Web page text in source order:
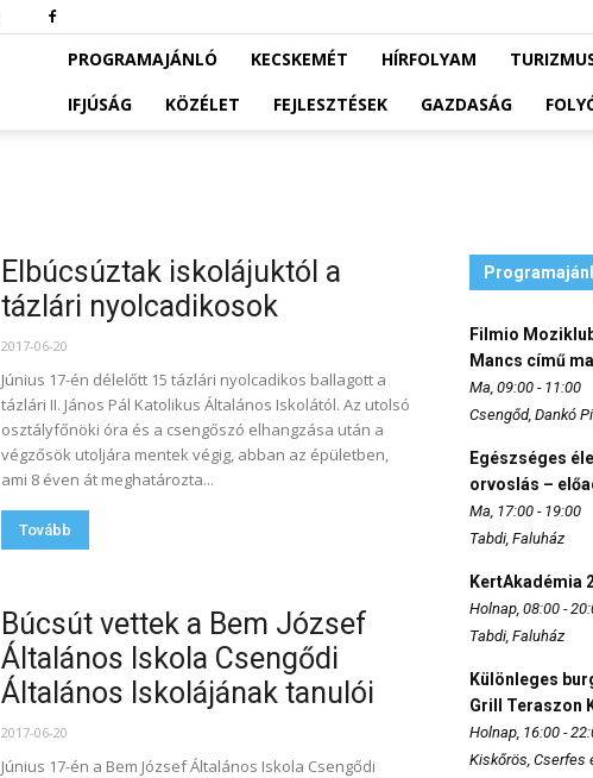
PROGRAMAJÁNLÓ KECSKEMÉT HÍRFOLYAM
IFJÚSÁG
KÖZÉLET FEJLESZTÉSEK GAZDASÁG
Elbúcsúztak iskolájuktól a
tázlári nyolcadikosok
2017-06-20
Június 17-én délelőtt 15 tázlári nyolcadikos ballagott a
tázlári II. János Pál Katolikus Általános Iskolától. Az utolsó
osztályfőnöki óra és a csengőszó elhangzása után a
végzősök utoljára mentek végig, abban az épületben,
ami 8 éven át meghatározta...
Tovább
Búcsút vettek a Bem József
Általános Iskola Csengődi
Általános Iskolájának tanulói
2017-06-20
Június 17-én a Bem József Általános Iskola Csengődi
Filmio
Mancs című
Ma, 09:00 - 11:00
Csengőd, Dankó
Egészséges
orvoslás –
Ma, 17:00 - 19:00
Tabdi, Faluház
KertAkadémia
Holnap, 08:00 -
Tabdi, Faluház
Különleges
Grill Teraszon
Holnap, 16:00 -
Kiskőrös, Cserfes